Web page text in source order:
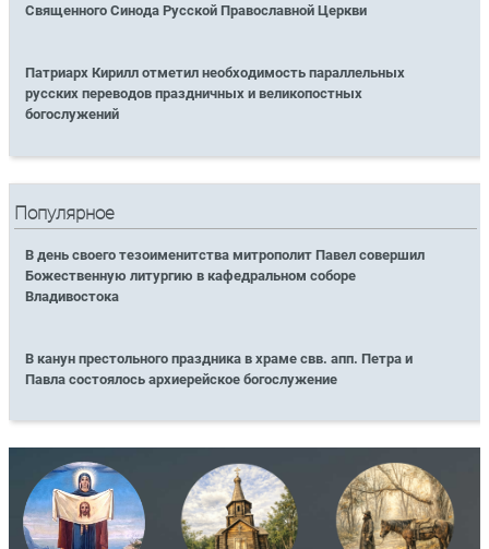
Священного Синода Русской Православной Церкви
Патриарх Кирилл отметил необходимость параллельных
русских переводов праздничных и великопостных
богослужений
Популярное
В день своего тезоименитства митрополит Павел совершил
Божественную литургию в кафедральном соборе
Владивостока
В канун престольного праздника в храме свв. апп. Петра и
Павла состоялось архиерейское богослужение